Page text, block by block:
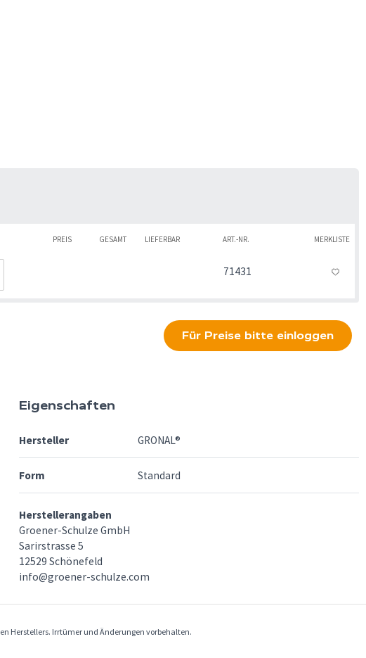
PREIS GESAMT LIEFERBAR ART.-NR.
71431
MERKLISTE
Für Preise bitte einloggen
Eigenschaften
Hersteller GRONAL®
Form Standard
Herstellerangaben
Groener-Schulze GmbH
Sarirstrasse 5
12529 Schönefeld
info@groener-schulze.com
Herstellers. Irrtümer und Änderungen vorbehalten.